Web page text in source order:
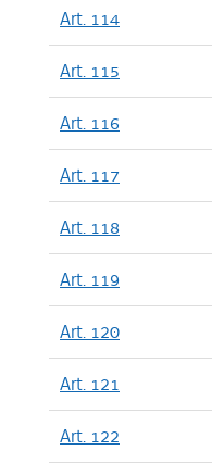
Art. 114
Art. 115
Art. 116
Art. 117
Art. 118
Art. 119
Art. 120
Art. 121
Art. 122